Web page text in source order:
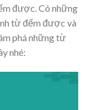
được. Có những
từ đếm được và
phá những từ
nhé: